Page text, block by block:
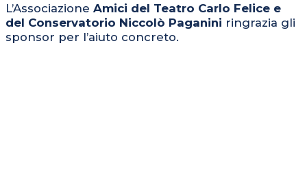
L’Associazione Amici del Teatro Carlo Felice e
del Conservatorio Niccolò Paganini ringrazia gli
sponsor per l’aiuto concreto.